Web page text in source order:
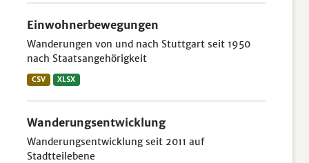
Einwohnerbewegungen
Wanderungen von und nach Stuttgart seit 1950
nach Staatsangehörigkeit
CSV XLSX
Wanderungsentwicklung
Wanderungsentwicklung seit 2011 auf
Stadtteilebene